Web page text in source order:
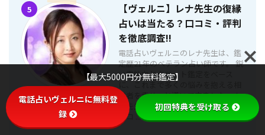
5
【ヴェルニ】レナ先生の復縁
占いは当たる？口コミ・評判
を徹底調査!!
電話占いヴェルニのレナ先生は、鑑
定歴21年のベテラン占い師です。 鋭
い霊能力とタロット鑑定をベース
に、これまで多くの悩みを抱える相
談者を幸せへと導いて来ました。 レ
ナ先生の鑑定は本当に当たるのか、
口コ ...
【最大5000円分無料鑑定】
電話占いヴェルニに無料登
録
初回特典を受け取る